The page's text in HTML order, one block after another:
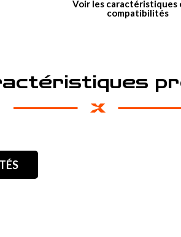
Voir les caractéristiques
compatibilités